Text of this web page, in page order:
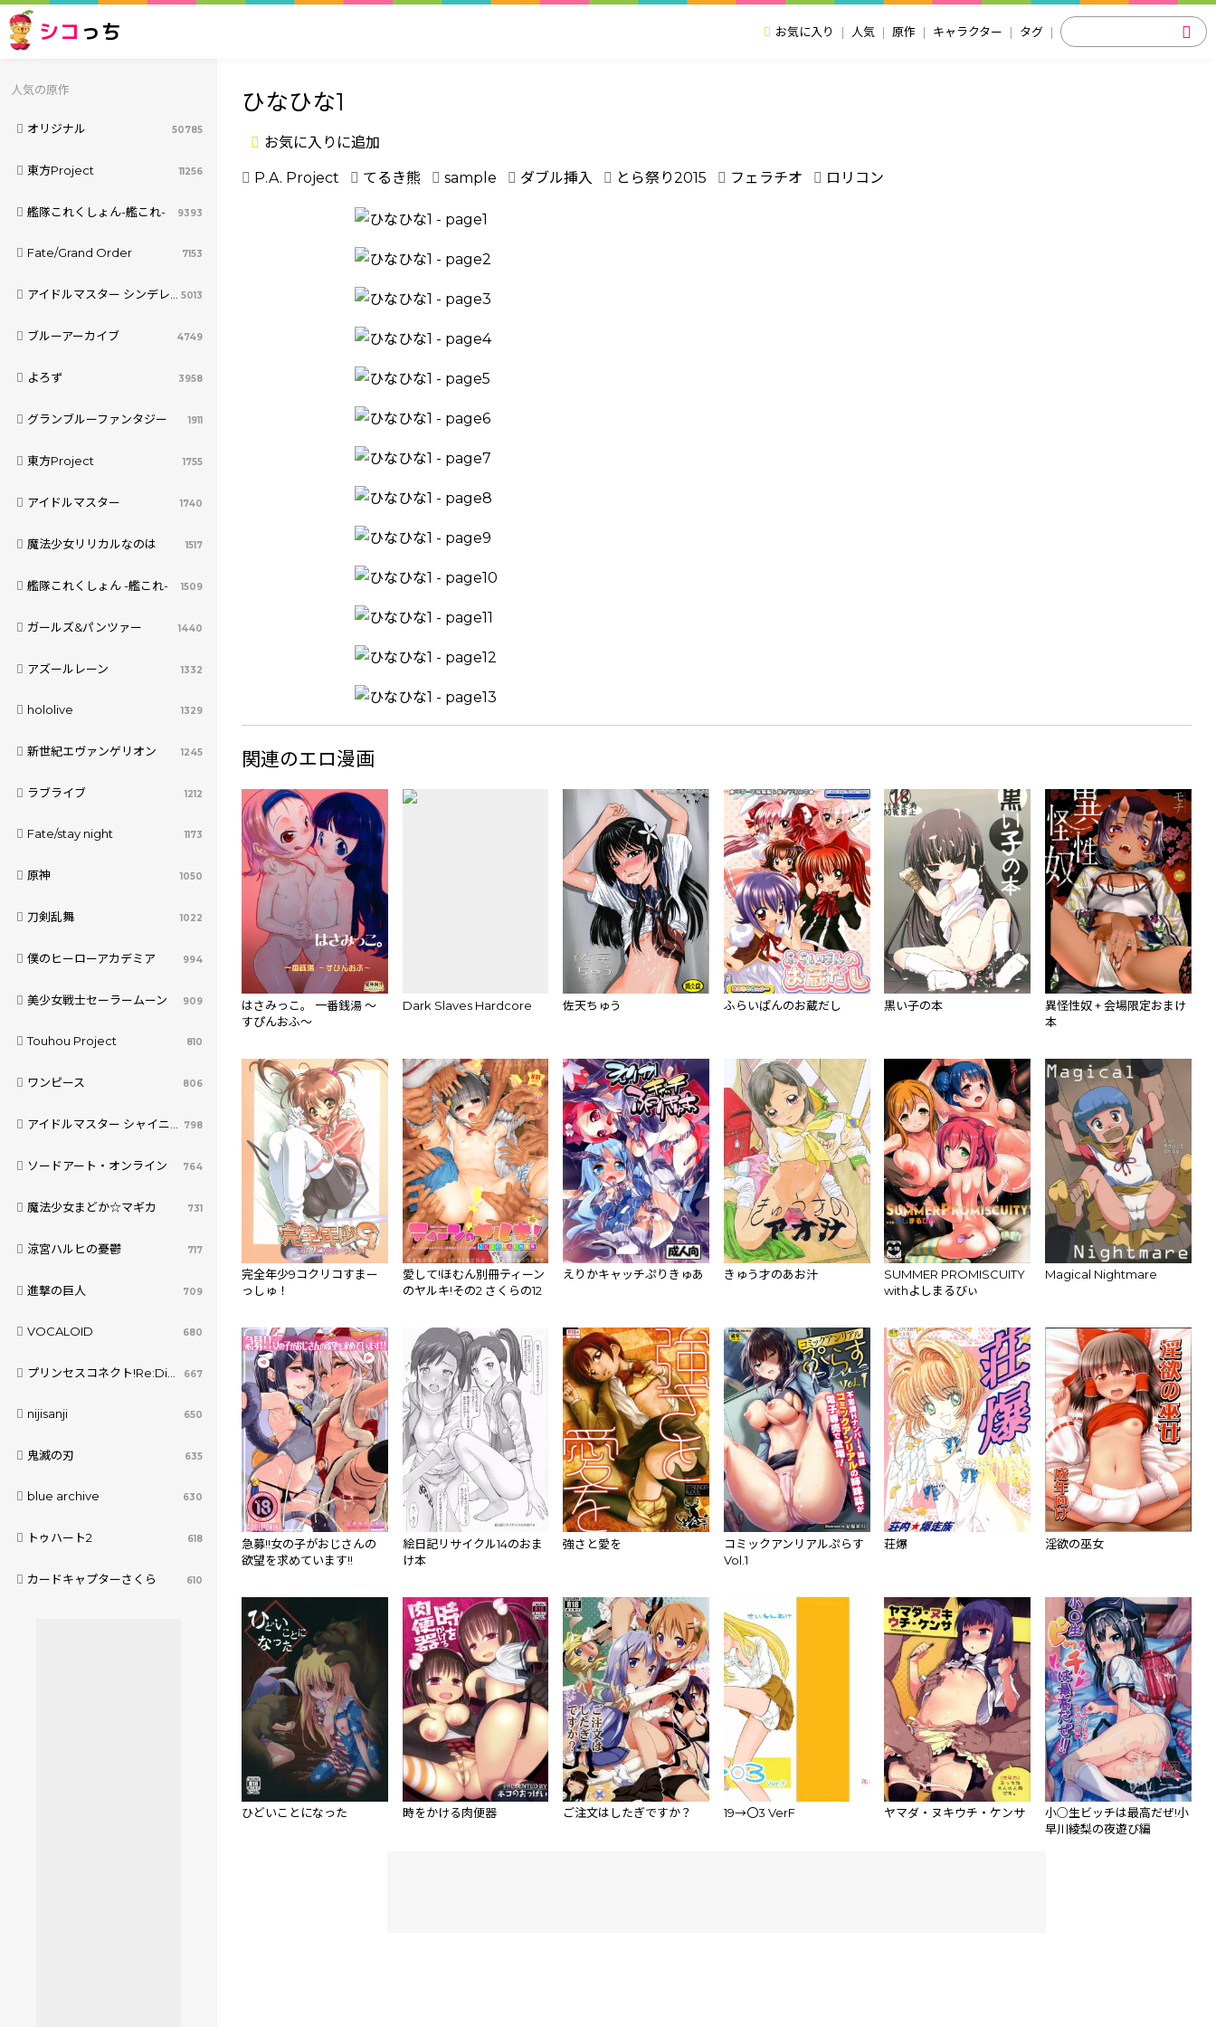
シコ っち お気に入り 人気 原作 キャラクター タグ
人気の原作
オリジナル 50785
東方Project 11256
艦隊これくしょん-艦これ- 9393
Fate/Grand Order 7153
アイドルマスター シンデレラガールズ 5013
ブルーアーカイブ 4749
よろず 3958
グランブルーファンタジー 1911
東方Project 1755
アイドルマスター 1740
魔法少女リリカルなのは 1517
艦隊これくしょん -艦これ- 1509
ガールズ&パンツァー 1440
アズールレーン 1332
hololive 1329
新世紀エヴァンゲリオン 1245
ラブライブ 1212
Fate/stay night 1173
原神 1050
刀剣乱舞 1022
僕のヒーローアカデミア 994
美少女戦士セーラームーン 909
Touhou Project 810
ワンピース 806
アイドルマスター シャイニーカラーズ 798
ソードアート・オンライン 764
魔法少女まどか☆マギカ 731
涼宮ハルヒの憂鬱 717
進撃の巨人 709
VOCALOID 680
プリンセスコネクト!Re:Dive 667
nijisanji 650
鬼滅の刃 635
blue archive 630
トゥハート2 618
カードキャプターさくら 610
ひなひな1
お気に入りに追加
P.A. Project てるき熊 sample ダブル挿入 とら祭り2015 フェラチオ ロリコン
関連のエロ漫画
はさみっこ。 一番銭湯 ～
すぴんおふ～
Dark Slaves Hardcore 佐天ちゅう ふらいぱんのお蔵だし 黒い子の本
異怪性奴 + 会場限定おまけ
本
完全年少9コクリコすまー
っしゅ！
愛して!ほむん別冊ティーン
のヤルキ!その2 さくらの12
えりかキャッチぷりきゅあ きゅう才のあお汁
SUMMER PROMISCUITY
withよしまるびぃ
Magical Nightmare
急募!!女の子がおじさんの
欲望を求めています!!
絵日記リサイクル14のおま
け本
強さと愛を
コミックアンリアルぷらす
Vol.1
荘爆 淫欲の巫女
ひどいことになった 時をかける肉便器 ご注文はしたぎですか？ 19→〇3 VerF ヤマダ・ヌキウチ・ケンサ
小○生ビッチは最高だぜ!小
早川綾梨の夜遊び編